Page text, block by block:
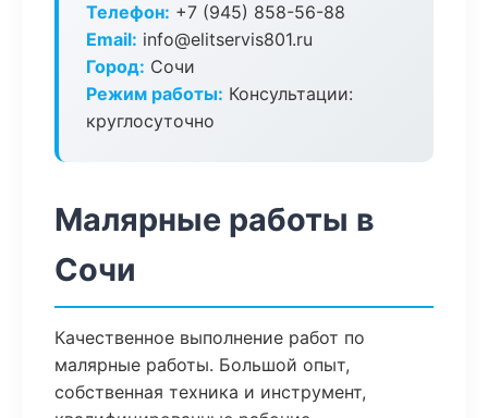
Телефон: +7 (945) 858-56-88
Email: info@elitservis801.ru
Город: Сочи
Режим работы: Консультации:
круглосуточно
Малярные работы в
Сочи
Качественное выполнение работ по
малярные работы. Большой опыт,
собственная техника и инструмент,